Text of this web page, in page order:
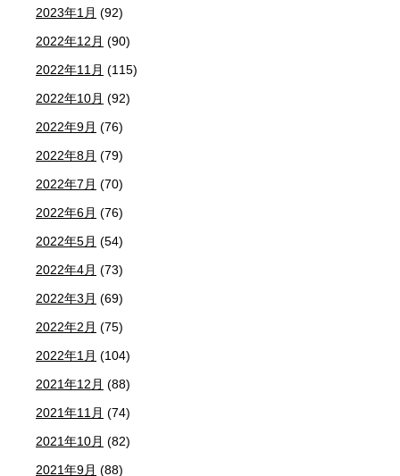
2023年1月 (92)
2022年12月 (90)
2022年11月 (115)
2022年10月 (92)
2022年9月 (76)
2022年8月 (79)
2022年7月 (70)
2022年6月 (76)
2022年5月 (54)
2022年4月 (73)
2022年3月 (69)
2022年2月 (75)
2022年1月 (104)
2021年12月 (88)
2021年11月 (74)
2021年10月 (82)
2021年9月 (88)